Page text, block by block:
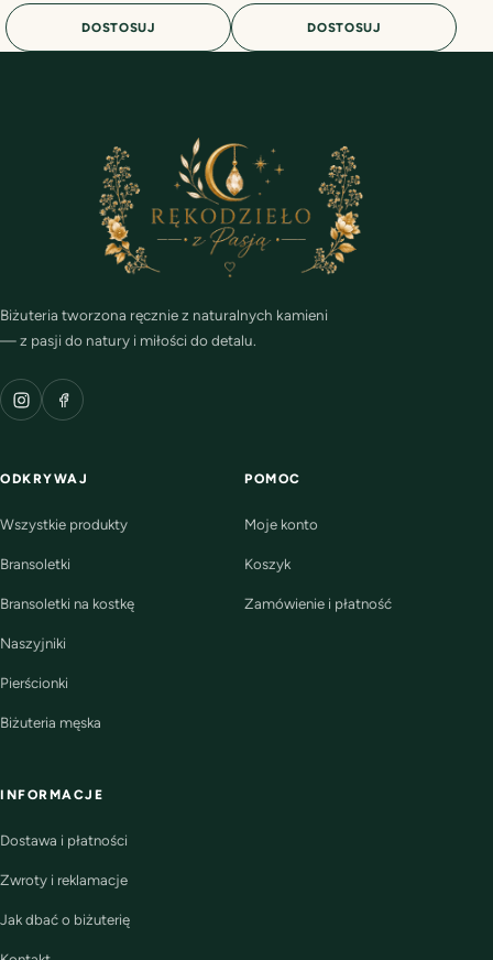
DOSTOSUJ DOSTOSUJ
Biżuteria tworzona ręcznie z naturalnych kamieni
— z pasji do natury i miłości do detalu.
ODKRYWAJ
Wszystkie produkty
Bransoletki
Bransoletki na kostkę
Naszyjniki
Pierścionki
Biżuteria męska
POMOC
Moje konto
Koszyk
Zamówienie i płatność
INFORMACJE
Dostawa i płatności
Zwroty i reklamacje
Jak dbać o biżuterię